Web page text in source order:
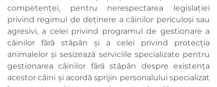
competenţei, pentru nerespectarea legislaţiei
privind regimul de deţinere a câinilor periculoşi sau
agresivi, a celei privind programul de gestionare a
câinilor fără stăpân şi a celei privind protecţia
animalelor şi sesizează serviciile specializate pentru
gestionarea câinilor fără stăpân despre existenţa
acestor câini şi acordă sprijin personalului specializat